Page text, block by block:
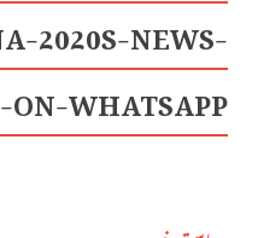
2020S-NEWS-
WHATSAPP-